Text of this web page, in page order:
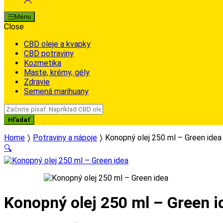
Menu
Close
CBD oleje a kvapky
CBD potraviny
Kozmetika
Maste, krémy, gély
Zdravie
Semená marihuany
Search
for:
Hľadať
Home Potraviny a nápoje
Konopný olej 250 ml – Green idea
🔍
Konopný olej 250 ml – Green